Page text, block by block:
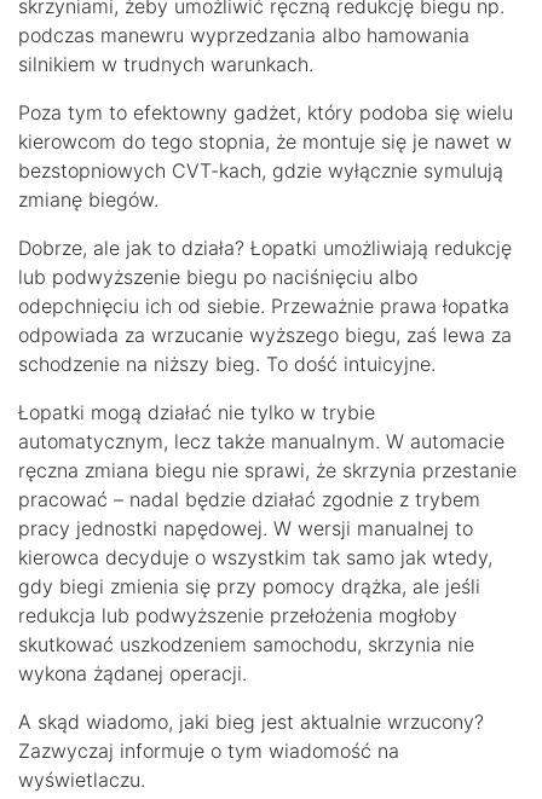
skrzyniami, żeby umożliwić ręczną redukcję biegu np.
podczas manewru wyprzedzania albo hamowania
silnikiem w trudnych warunkach.
Poza tym to efektowny gadżet, który podoba się wielu
kierowcom do tego stopnia, że montuje się je nawet w
bezstopniowych CVT-kach, gdzie wyłącznie symulują
zmianę biegów.
Dobrze, ale jak to działa? Łopatki umożliwiają redukcję
lub podwyższenie biegu po naciśnięciu albo
odepchnięciu ich od siebie. Przeważnie prawa łopatka
odpowiada za wrzucanie wyższego biegu, zaś lewa za
schodzenie na niższy bieg. To dość intuicyjne.
Łopatki mogą działać nie tylko w trybie
automatycznym, lecz także manualnym. W automacie
ręczna zmiana biegu nie sprawi, że skrzynia przestanie
pracować – nadal będzie działać zgodnie z trybem
pracy jednostki napędowej. W wersji manualnej to
kierowca decyduje o wszystkim tak samo jak wtedy,
gdy biegi zmienia się przy pomocy drążka, ale jeśli
redukcja lub podwyższenie przełożenia mogłoby
skutkować uszkodzeniem samochodu, skrzynia nie
wykona żądanej operacji.
A skąd wiadomo, jaki bieg jest aktualnie wrzucony?
Zazwyczaj informuje o tym wiadomość na
wyświetlaczu.